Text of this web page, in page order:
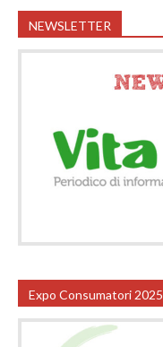
NEWSLETTER
Expo Consumatori 2025